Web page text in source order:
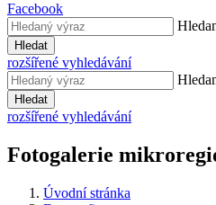
Facebook
Hledat
rozšířené vyhledávání
Hledat
rozšířené vyhledávání
Fotogalerie
Úvodní stránka